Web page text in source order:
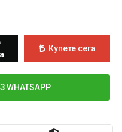
Купете сега